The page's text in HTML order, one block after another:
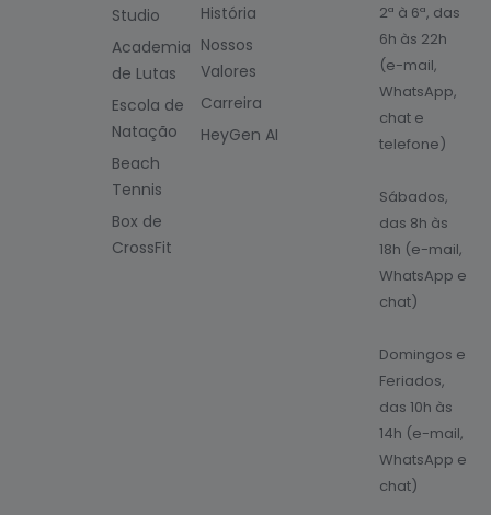
Studio
Academia
de Lutas
Escola de
Natação
Beach
Tennis
Box de
CrossFit
História
Nossos
Valores
Carreira
HeyGen AI
2ª à 6ª, das
6h às 22h
(e-mail,
WhatsApp,
chat e
telefone)
Sábados,
das 8h às
18h (e-mail,
WhatsApp e
chat)
Domingos e
Feriados,
das 10h às
14h (e-mail,
WhatsApp e
chat)